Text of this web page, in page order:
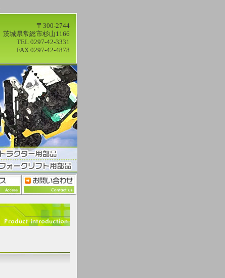
〒300-2744
茨城県常総市杉山1166
TEL 0297-42-3331
FAX 0297-42-4878